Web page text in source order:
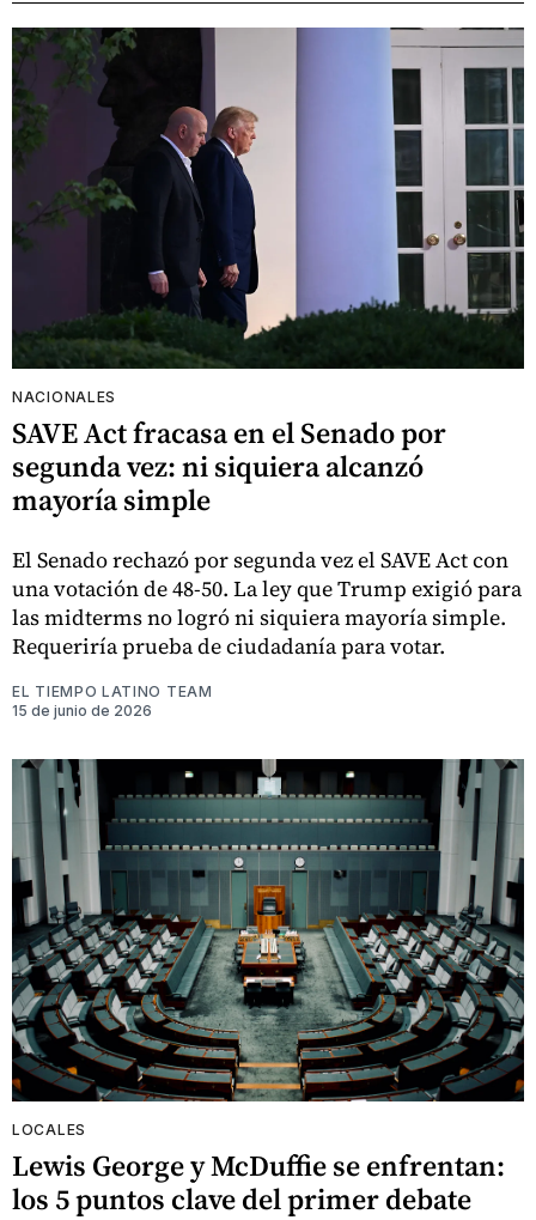
NACIONALES
SAVE Act fracasa en el Senado por
segunda vez: ni siquiera alcanzó
mayoría simple
El Senado rechazó por segunda vez el SAVE Act con
una votación de 48-50. La ley que Trump exigió para
las midterms no logró ni siquiera mayoría simple.
Requeriría prueba de ciudadanía para votar.
EL TIEMPO LATINO TEAM
15 de junio de 2026
LOCALES
Lewis George y McDuffie se enfrentan:
los 5 puntos clave del primer debate